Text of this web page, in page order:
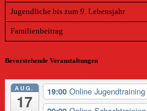
Jugendliche bis zum 9. Lebensjahr
Familienbeitrag
Bevorstehende Veranstaltungen
AUG.
17 19:00 Online